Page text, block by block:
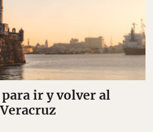
ir y volver al